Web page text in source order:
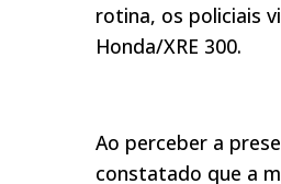
rotina, os policiais
Honda/XRE 300.
Ao perceber a
constatado que a